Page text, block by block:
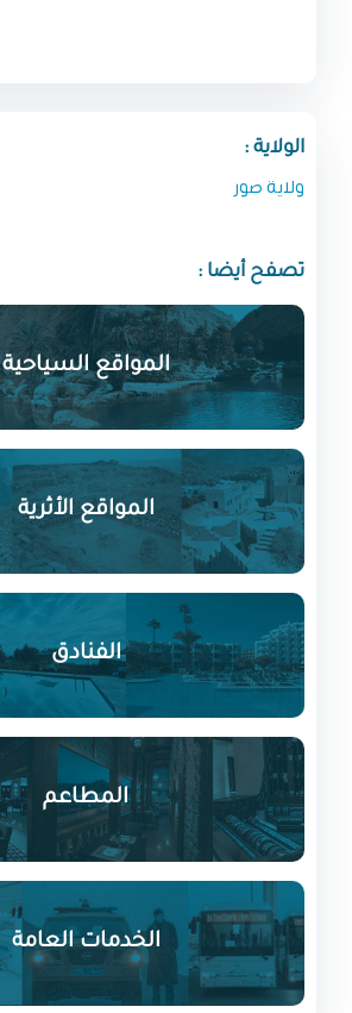
الولاية :
ولاية صور
تصفح أيضا :
المواقع السياحية
المواقع الأثرية
الفنادق
المطاعم
الخدمات العامة